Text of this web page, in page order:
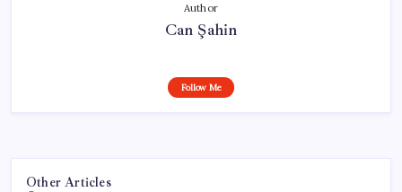
Author
Can Şahin
Follow Me
Other Articles